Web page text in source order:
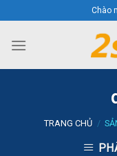
to
content
Chào
TRANG CHỦ /